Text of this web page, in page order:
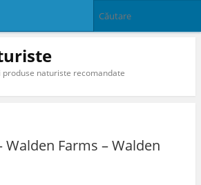
naturiste recomandate
Walden Farms – Walden